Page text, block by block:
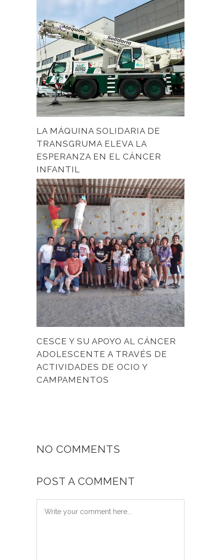
LA MÁQUINA SOLIDARIA DE
TRANSGRUMA ELEVA LA
ESPERANZA EN EL CÁNCER
INFANTIL
CESCE Y SU APOYO AL CÁNCER
ADOLESCENTE A TRAVÉS DE
ACTIVIDADES DE OCIO Y
CAMPAMENTOS
NO COMMENTS
POST A COMMENT